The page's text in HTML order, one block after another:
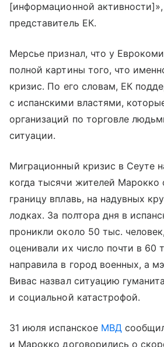
[информационной
представитель ЕК.
Мерсье признал, что у
полной картины того, что
кризис. По его словам, ЕК
с испанскими властями,
организаций по торговле
ситуации.
Миграционный кризис в Сеуте
когда тысячи жителей Марокко
границу вплавь, на надувных
лодках. За полтора дня в
проникли около 50 тыс.
оценивали их число почти в 60
направила в город военных, а
Вивас назвал ситуацию
и социальной катастрофой.
31 июля испанское МВД
и Марокко договорились о